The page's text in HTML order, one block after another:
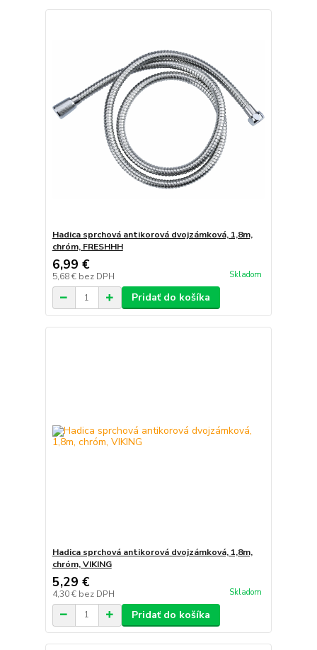
Hadica sprchová antikorová dvojzámková, 1,8m,
chróm, FRESHHH
6,99 €
5,68 € bez DPH Skladom
Pridať do košíka
Hadica sprchová antikorová dvojzámková, 1,8m,
chróm, VIKING
5,29 €
4,30 € bez DPH Skladom
Pridať do košíka